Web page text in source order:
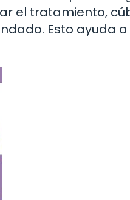
el tratamiento,
Esto ayuda a